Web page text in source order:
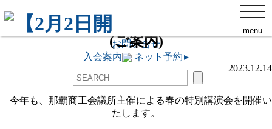
menu
ネット予約
那覇商工会議所について
交通アクセス
お問い合せ
ネット予約▸
入会案内
【2月2日開催】春の特別講演会について
(ご案内)
2023.12.14
今年も、那覇商工会議所主催による春の特別講演会を開催い
たします。